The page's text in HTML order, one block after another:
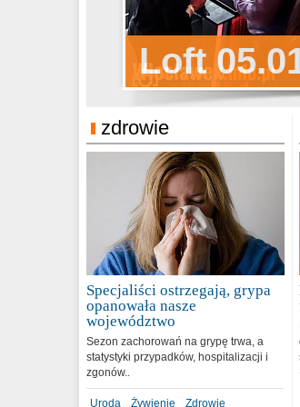
Loft
zdrowie
Specjaliści ostrzegają, grypa
opanowała nasze
województwo
Sezon zachorowań na grypę trwa, a
statystyki przypadków, hospitalizacji i
zgonów..
Uroda Żywienie Zdrowie